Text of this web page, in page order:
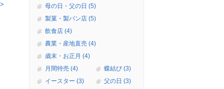
母の日・父の日 (5)
製菓・製パン店 (5)
飲食店 (4)
農業・産地直売 (4)
歳末・お正月 (4)
月間特売 (4)
蝶結び (3)
イースター (3)
父の日 (3)